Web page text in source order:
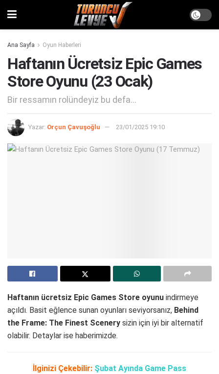
Ana Sayfa Oyun Haberleri
Haftanın Ücretsiz Epic Games
Store Oyunu (23 Ocak)
Bir ressamın rolündeyiz bu defa...
Yazar: Orçun Çavuşoğlu 23/01/2025 19:10
Haftanın ücretsiz Epic Games Store oyunu indirmeye
açıldı. Basit eğlence sunan oyunları seviyorsanız, Behind
the Frame: The Finest Scenery sizin için iyi bir alternatif
olabilir. Detaylar ise haberimizde.
İlginizi Çekebilir: Şubat Ayında Game Pass